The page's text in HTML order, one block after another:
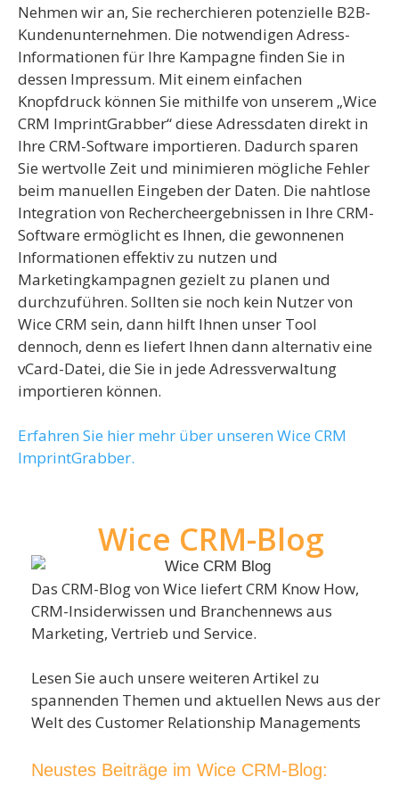
Nehmen wir an, Sie recherchieren potenzielle B2B-
Kundenunternehmen. Die notwendigen Adress-
Informationen für Ihre Kampagne finden Sie in
dessen Impressum. Mit einem einfachen
Knopfdruck können Sie mithilfe von unserem „Wice
CRM ImprintGrabber“ diese Adressdaten direkt in
Ihre CRM-Software importieren. Dadurch sparen
Sie wertvolle Zeit und minimieren mögliche Fehler
beim manuellen Eingeben der Daten. Die nahtlose
Integration von Rechercheergebnissen in Ihre CRM-
Software ermöglicht es Ihnen, die gewonnenen
Informationen effektiv zu nutzen und
Marketingkampagnen gezielt zu planen und
durchzuführen. Sollten sie noch kein Nutzer von
Wice CRM sein, dann hilft Ihnen unser Tool
dennoch, denn es liefert Ihnen dann alternativ eine
vCard-Datei, die Sie in jede Adressverwaltung
importieren können.
Erfahren Sie hier mehr über unseren Wice CRM
ImprintGrabber.
Wice CRM-Blog
Das CRM-Blog von Wice liefert CRM Know How,
CRM-Insiderwissen und Branchennews aus
Marketing, Vertrieb und Service.
Lesen Sie auch unsere weiteren Artikel zu
spannenden Themen und aktuellen News aus der
Welt des Customer Relationship Managements
Neustes Beiträge im Wice CRM-Blog: